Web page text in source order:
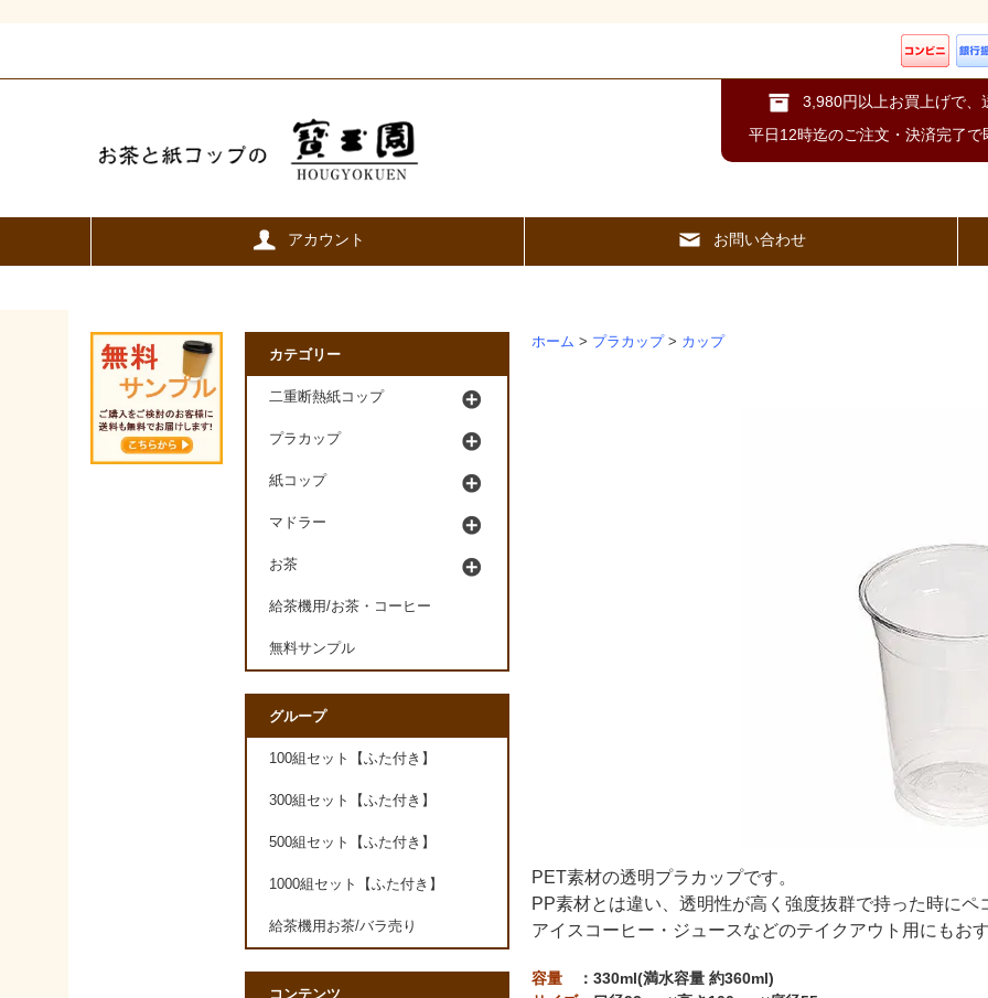
3,980円以上お買上げで、
平日12時迄のご注文・決済完了で
アカウント お問い合わせ
ホーム > プラカップ > カップ
PET素材の透明プラカップです。
PP素材とは違い、透明性が高く強度抜群で持った時にペ
アイスコーヒー・ジュースなどのテイクアウト用にもお
容量
：330ml(満水容量 約360ml)
カテゴリー
二重断熱紙コップ
プラカップ
紙コップ
マドラー
お茶
給茶機用/お茶・コーヒー
無料サンプル
グループ
100組セット【ふた付き】
300組セット【ふた付き】
500組セット【ふた付き】
1000組セット【ふた付き】
給茶機用お茶/バラ売り